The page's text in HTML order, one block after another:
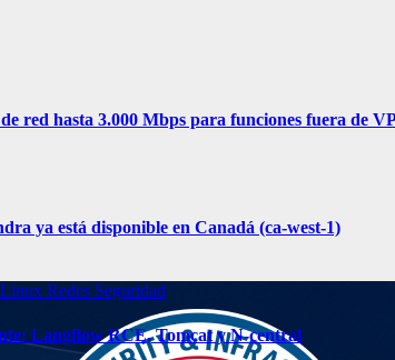
red hasta 3.000 Mbps para funciones fuera de
ya está disponible en Canadá (ca-west-1)
Linux Redes Seguridad
Langflow RCE, Tomcat y N-central